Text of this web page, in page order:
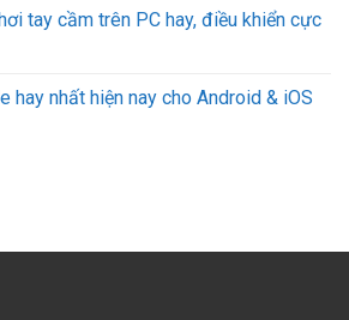
tay cầm trên PC hay, điều khiển cực
hay nhất hiện nay cho Android & iOS